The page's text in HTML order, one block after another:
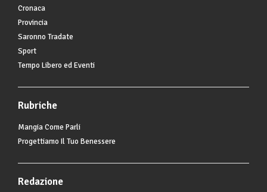
Cronaca
Provincia
Saronno Tradate
Sport
Tempo Libero ed Eventi
Rubriche
Mangia Come Parli
Progettiamo Il Tuo Benessere
Redazione